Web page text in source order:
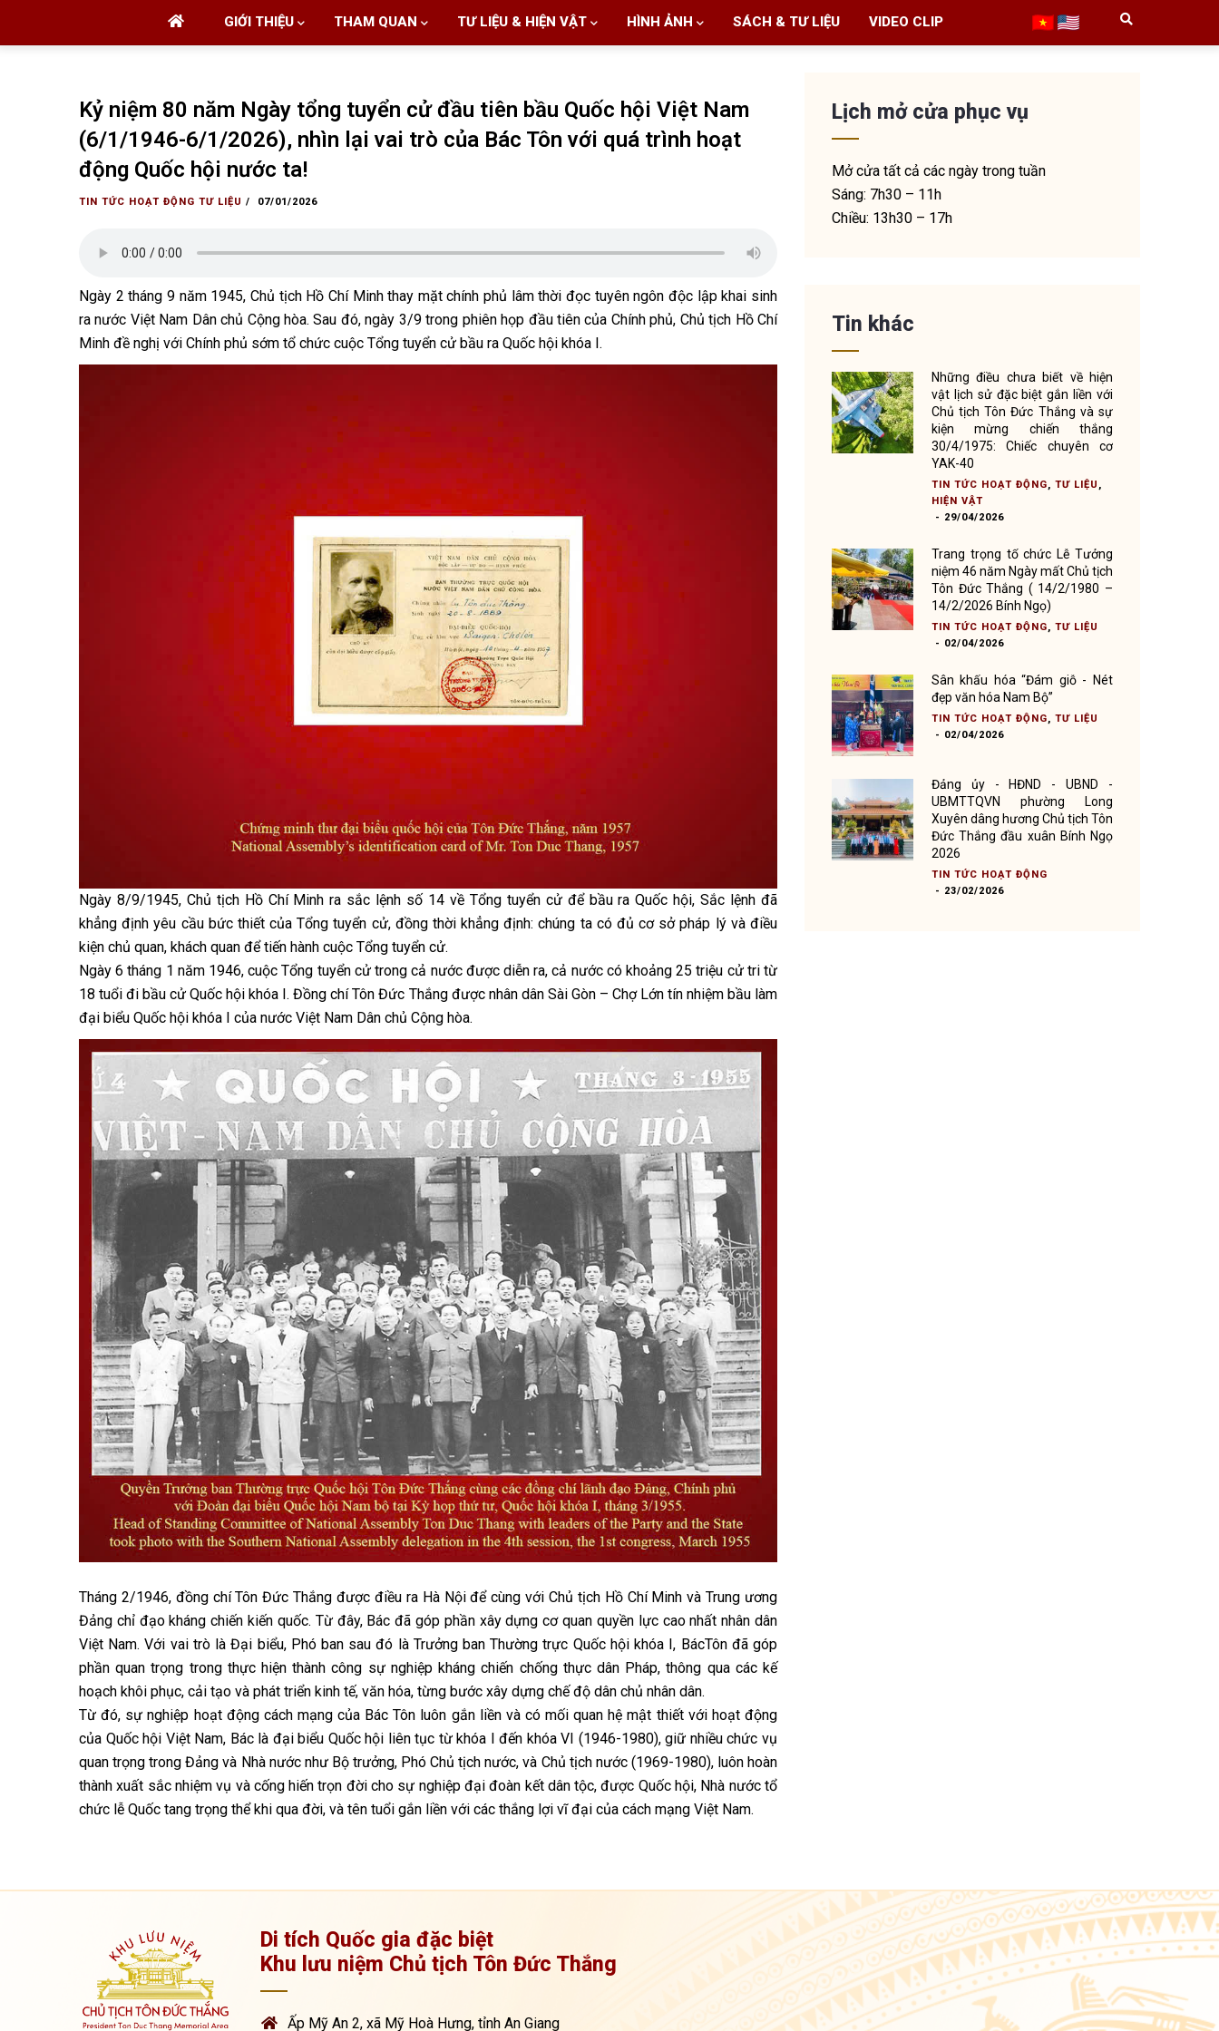
Main
GIỚI THIỆU THAM QUAN TƯ LIỆU & HIỆN VẬT HÌNH ẢNH SÁCH & TƯ LIỆU VIDEO CLIP
Kỷ niệm 80 năm Ngày tổng tuyển cử đầu tiên bầu Quốc hội Việt Nam
(6/1/1946-6/1/2026), nhìn lại vai trò của Bác Tôn với quá trình hoạt
động Quốc hội nước ta!
TIN TỨC HOẠT ĐỘNG TƯ LIỆU / 07/01/2026
Ngày 2 tháng 9 năm 1945, Chủ tịch Hồ Chí Minh thay mặt chính phủ lâm thời đọc tuyên ngôn độc lập khai sinh
ra nước Việt Nam Dân chủ Cộng hòa. Sau đó, ngày 3/9 trong phiên họp đầu tiên của Chính phủ, Chủ tịch Hồ Chí
Minh đề nghị với Chính phủ sớm tổ chức cuộc Tổng tuyển cử bầu ra Quốc hội khóa I.
Ngày 8/9/1945, Chủ tịch Hồ Chí Minh ra sắc lệnh số 14 về Tổng tuyển cử để bầu ra Quốc hội, Sắc lệnh đã
khẳng định yêu cầu bức thiết của Tổng tuyển cử, đồng thời khẳng định: chúng ta có đủ cơ sở pháp lý và điều
kiện chủ quan, khách quan để tiến hành cuộc Tổng tuyển cử.
Ngày 6 tháng 1 năm 1946, cuộc Tổng tuyển cử trong cả nước được diễn ra, cả nước có khoảng 25 triệu cử tri từ
18 tuổi đi bầu cử Quốc hội khóa I. Đồng chí Tôn Đức Thắng được nhân dân Sài Gòn – Chợ Lớn tín nhiệm bầu làm
đại biểu Quốc hội khóa I của nước Việt Nam Dân chủ Cộng hòa.
Tháng 2/1946, đồng chí Tôn Đức Thắng được điều ra Hà Nội để cùng với Chủ tịch Hồ Chí Minh và Trung ương
Đảng chỉ đạo kháng chiến kiến quốc. Từ đây, Bác đã góp phần xây dựng cơ quan quyền lực cao nhất nhân dân
Việt Nam. Với vai trò là Đại biểu, Phó ban sau đó là Trưởng ban Thường trực Quốc hội khóa I, BácTôn đã góp
phần quan trọng trong thực hiện thành công sự nghiệp kháng chiến chống thực dân Pháp, thông qua các kế
hoạch khôi phục, cải tạo và phát triển kinh tế, văn hóa, từng bước xây dựng chế độ dân chủ nhân dân.
Từ đó, sự nghiệp hoạt động cách mạng của Bác Tôn luôn gắn liền và có mối quan hệ mật thiết với hoạt động
của Quốc hội Việt Nam, Bác là đại biểu Quốc hội liên tục từ khóa I đến khóa VI (1946-1980), giữ nhiều chức vụ
quan trọng trong Đảng và Nhà nước như Bộ trưởng, Phó Chủ tịch nước, và Chủ tịch nước (1969-1980), luôn hoàn
thành xuất sắc nhiệm vụ và cống hiến trọn đời cho sự nghiệp đại đoàn kết dân tộc, được Quốc hội, Nhà nước tổ
chức lễ Quốc tang trọng thể khi qua đời, và tên tuổi gắn liền với các thắng lợi vĩ đại của cách mạng Việt Nam.
Lịch mở cửa phục vụ
Mở cửa tất cả các ngày trong tuần
Sáng: 7h30 – 11h
Chiều: 13h30 – 17h
Tin khác
Những điều chưa biết về hiện
vật lịch sử đặc biệt gắn liền với
Chủ tịch Tôn Đức Thắng và sự
kiện mừng chiến thắng
30/4/1975: Chiếc chuyên cơ
YAK-40
TIN TỨC HOẠT ĐỘNG, TƯ LIỆU ,
HIỆN VẬT
- 29/04/2026
Trang trọng tổ chức Lễ Tưởng
niệm 46 năm Ngày mất Chủ tịch
Tôn Đức Thắng ( 14/2/1980 –
14/2/2026 Bính Ngọ)
TIN TỨC HOẠT ĐỘNG, TƯ LIỆU
- 02/04/2026
Sân khấu hóa “Đám giỗ - Nét
đẹp văn hóa Nam Bộ”
TIN TỨC HOẠT ĐỘNG, TƯ LIỆU
- 02/04/2026
Đảng ủy - HĐND - UBND -
UBMTTQVN phường Long
Xuyên dâng hương Chủ tịch Tôn
Đức Thắng đầu xuân Bính Ngọ
2026
TIN TỨC HOẠT ĐỘNG
- 23/02/2026
Di tích Quốc gia đặc biệt
Khu lưu niệm Chủ tịch Tôn Đức Thắng
Ấp Mỹ An 2, xã Mỹ Hoà Hưng, tỉnh An Giang